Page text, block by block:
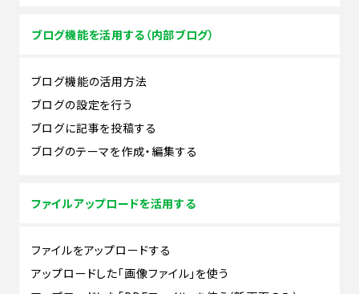
ブログ機能を活用する（内部ブログ）
ブログ機能の活用方法
ブログの設定を行う
ブログに記事を投稿する
ブログのテーマを作成・編集する
ファイルアップロードを活用する
ファイルをアップロードする
アップロードした「画像ファイル」を使う